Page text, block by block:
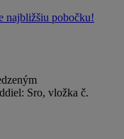
najbližšiu pobočku!
Sro, vložka č.